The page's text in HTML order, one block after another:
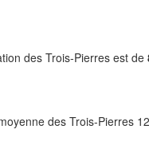
des Trois-Pierres est de
des Trois-Pierres